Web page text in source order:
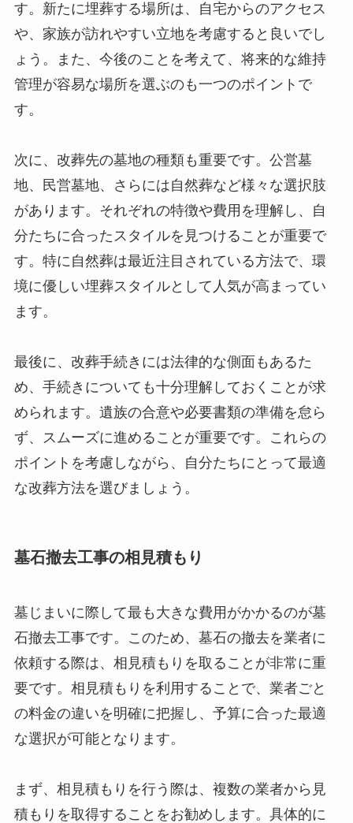
す。新たに埋葬する場所は、自宅からのアクセス
や、家族が訪れやすい立地を考慮すると良いでし
ょう。また、今後のことを考えて、将来的な維持
管理が容易な場所を選ぶのも一つのポイントで
す。
次に、改葬先の墓地の種類も重要です。公営墓
地、民営墓地、さらには自然葬など様々な選択肢
があります。それぞれの特徴や費用を理解し、自
分たちに合ったスタイルを見つけることが重要で
す。特に自然葬は最近注目されている方法で、環
境に優しい埋葬スタイルとして人気が高まってい
ます。
最後に、改葬手続きには法律的な側面もあるた
め、手続きについても十分理解しておくことが求
められます。遺族の合意や必要書類の準備を怠ら
ず、スムーズに進めることが重要です。これらの
ポイントを考慮しながら、自分たちにとって最適
な改葬方法を選びましょう。
墓石撤去工事の相見積もり
墓じまいに際して最も大きな費用がかかるのが墓
石撤去工事です。このため、墓石の撤去を業者に
依頼する際は、相見積もりを取ることが非常に重
要です。相見積もりを利用することで、業者ごと
の料金の違いを明確に把握し、予算に合った最適
な選択が可能となります。
まず、相見積もりを行う際は、複数の業者から見
積もりを取得することをお勧めします。具体的に